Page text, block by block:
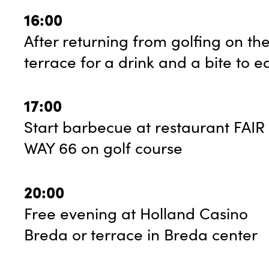
16:00
After returning from golfing on
terrace for a drink and a bite to
17:00
Start barbecue at restaurant FAIR
WAY 66 on golf course
20:00
Free evening at Holland Casino
Breda or terrace in Breda center